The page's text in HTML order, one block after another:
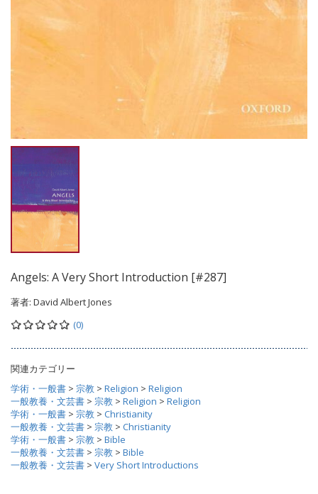
Angels: A Very Short Introduction [#287]
著者: David Albert Jones
(0)
関連カテゴリー
学術・一般書 > 宗教 > Religion > Religion
一般教養・文芸書 > 宗教 > Religion > Religion
学術・一般書 > 宗教 > Christianity
一般教養・文芸書 > 宗教 > Christianity
学術・一般書 > 宗教 > Bible
一般教養・文芸書 > 宗教 > Bible
一般教養・文芸書 > Very Short Introductions